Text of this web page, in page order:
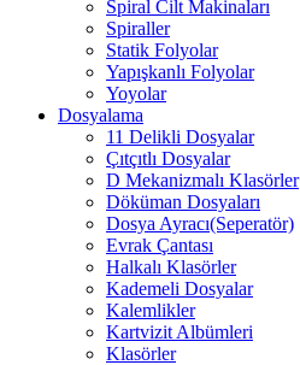
Spiral Cilt Makinaları
Spiraller
Statik Folyolar
Yapışkanlı Folyolar
Yoyolar
Dosyalama
11 Delikli Dosyalar
Çıtçıtlı Dosyalar
D Mekanizmalı Klasörler
Döküman Dosyaları
Dosya Ayracı(Seperatör)
Evrak Çantası
Halkalı Klasörler
Kademeli Dosyalar
Kalemlikler
Kartvizit Albümleri
Klasörler